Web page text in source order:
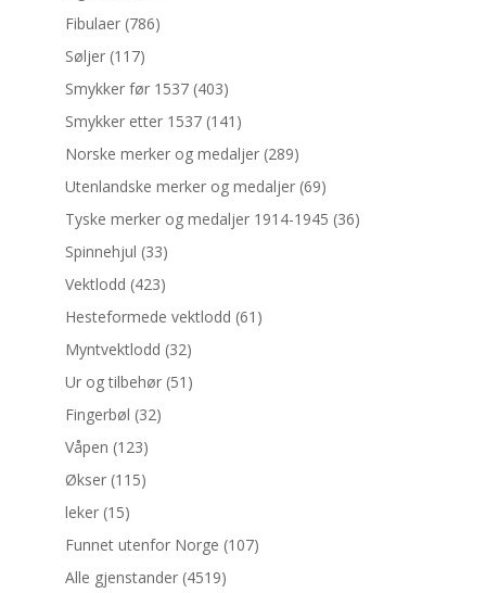
Fibulaer (786)
Søljer (117)
Smykker før 1537 (403)
Smykker etter 1537 (141)
Norske merker og medaljer (289)
Utenlandske merker og medaljer (69)
Tyske merker og medaljer 1914-1945 (36)
Spinnehjul (33)
Vektlodd (423)
Hesteformede vektlodd (61)
Myntvektlodd (32)
Ur og tilbehør (51)
Fingerbøl (32)
Våpen (123)
Økser (115)
leker (15)
Funnet utenfor Norge (107)
Alle gjenstander (4519)